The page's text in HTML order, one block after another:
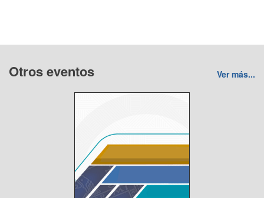
Otros eventos Ver más...